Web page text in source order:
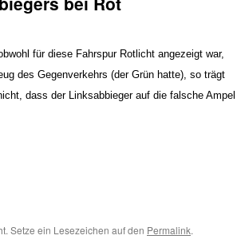
für diese Fahrspur Rotlicht angezeigt war,
des Gegenverkehrs (der Grün hatte), so trägt
dass der Linksabbieger auf die falsche Ampel
Setze ein Lesezeichen auf den Permalink.